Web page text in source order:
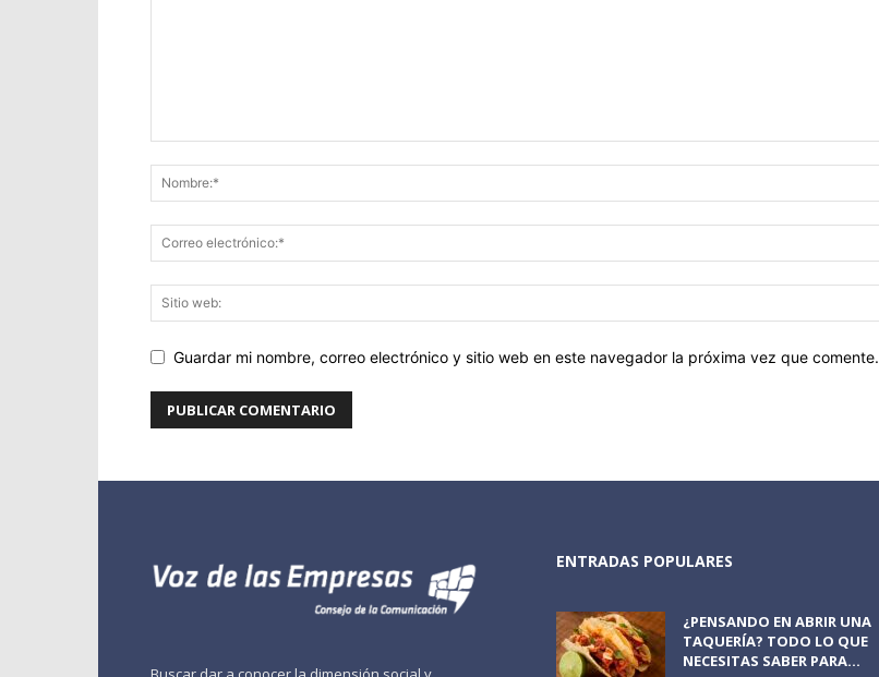
Guardar mi nombre, correo electrónico y sitio web en este navegador la próxima vez que comente.
ENTRADAS POPULARES
¿PENSANDO EN ABRIR UNA
TAQUERÍA? TODO LO QUE
NECESITAS SABER PARA...